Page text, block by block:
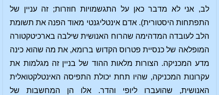
לב, אני לא מדבר כאן על התגשמויות חוזרות; זה עניין של
התפתחות היסטורית). אדם אינטליגנטי מאוד הפנה את תשומת
הלב לעובדה המדהימה שהרוח האנושית שילבה בארכיטקטורה
המופלאה של כנסיית פטרוס הקדוש ברומא, את מה שהוא כינה
מדע המכניקה. הצורות מלאות ההוד של בניין זה מגלמות את
עקרונות המכניקה, שהיו תחת יכולת התפיסה האינטלקטואלית
האנושית, שהועברו ליופי והדר. אלו הן המחשבות של